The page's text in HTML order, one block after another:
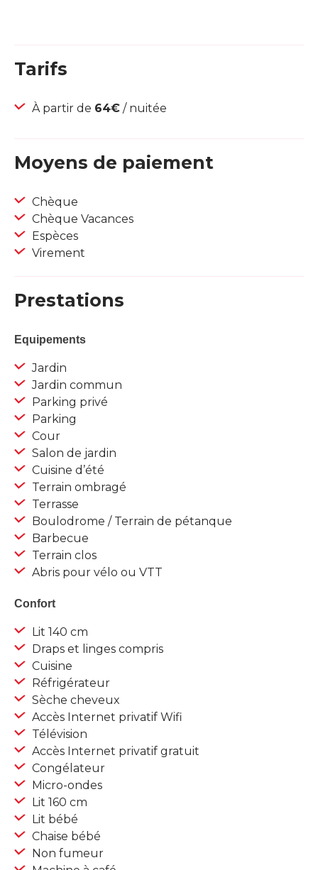
Tarifs
À partir de 64€ / nuitée
Moyens de paiement
Chèque
Chèque Vacances
Espèces
Virement
Prestations
Equipements
Jardin
Jardin commun
Parking privé
Parking
Cour
Salon de jardin
Cuisine d’été
Terrain ombragé
Terrasse
Boulodrome / Terrain de pétanque
Barbecue
Terrain clos
Abris pour vélo ou VTT
Confort
Lit 140 cm
Draps et linges compris
Cuisine
Réfrigérateur
Sèche cheveux
Accès Internet privatif Wifi
Télévision
Accès Internet privatif gratuit
Congélateur
Micro-ondes
Lit 160 cm
Lit bébé
Chaise bébé
Non fumeur